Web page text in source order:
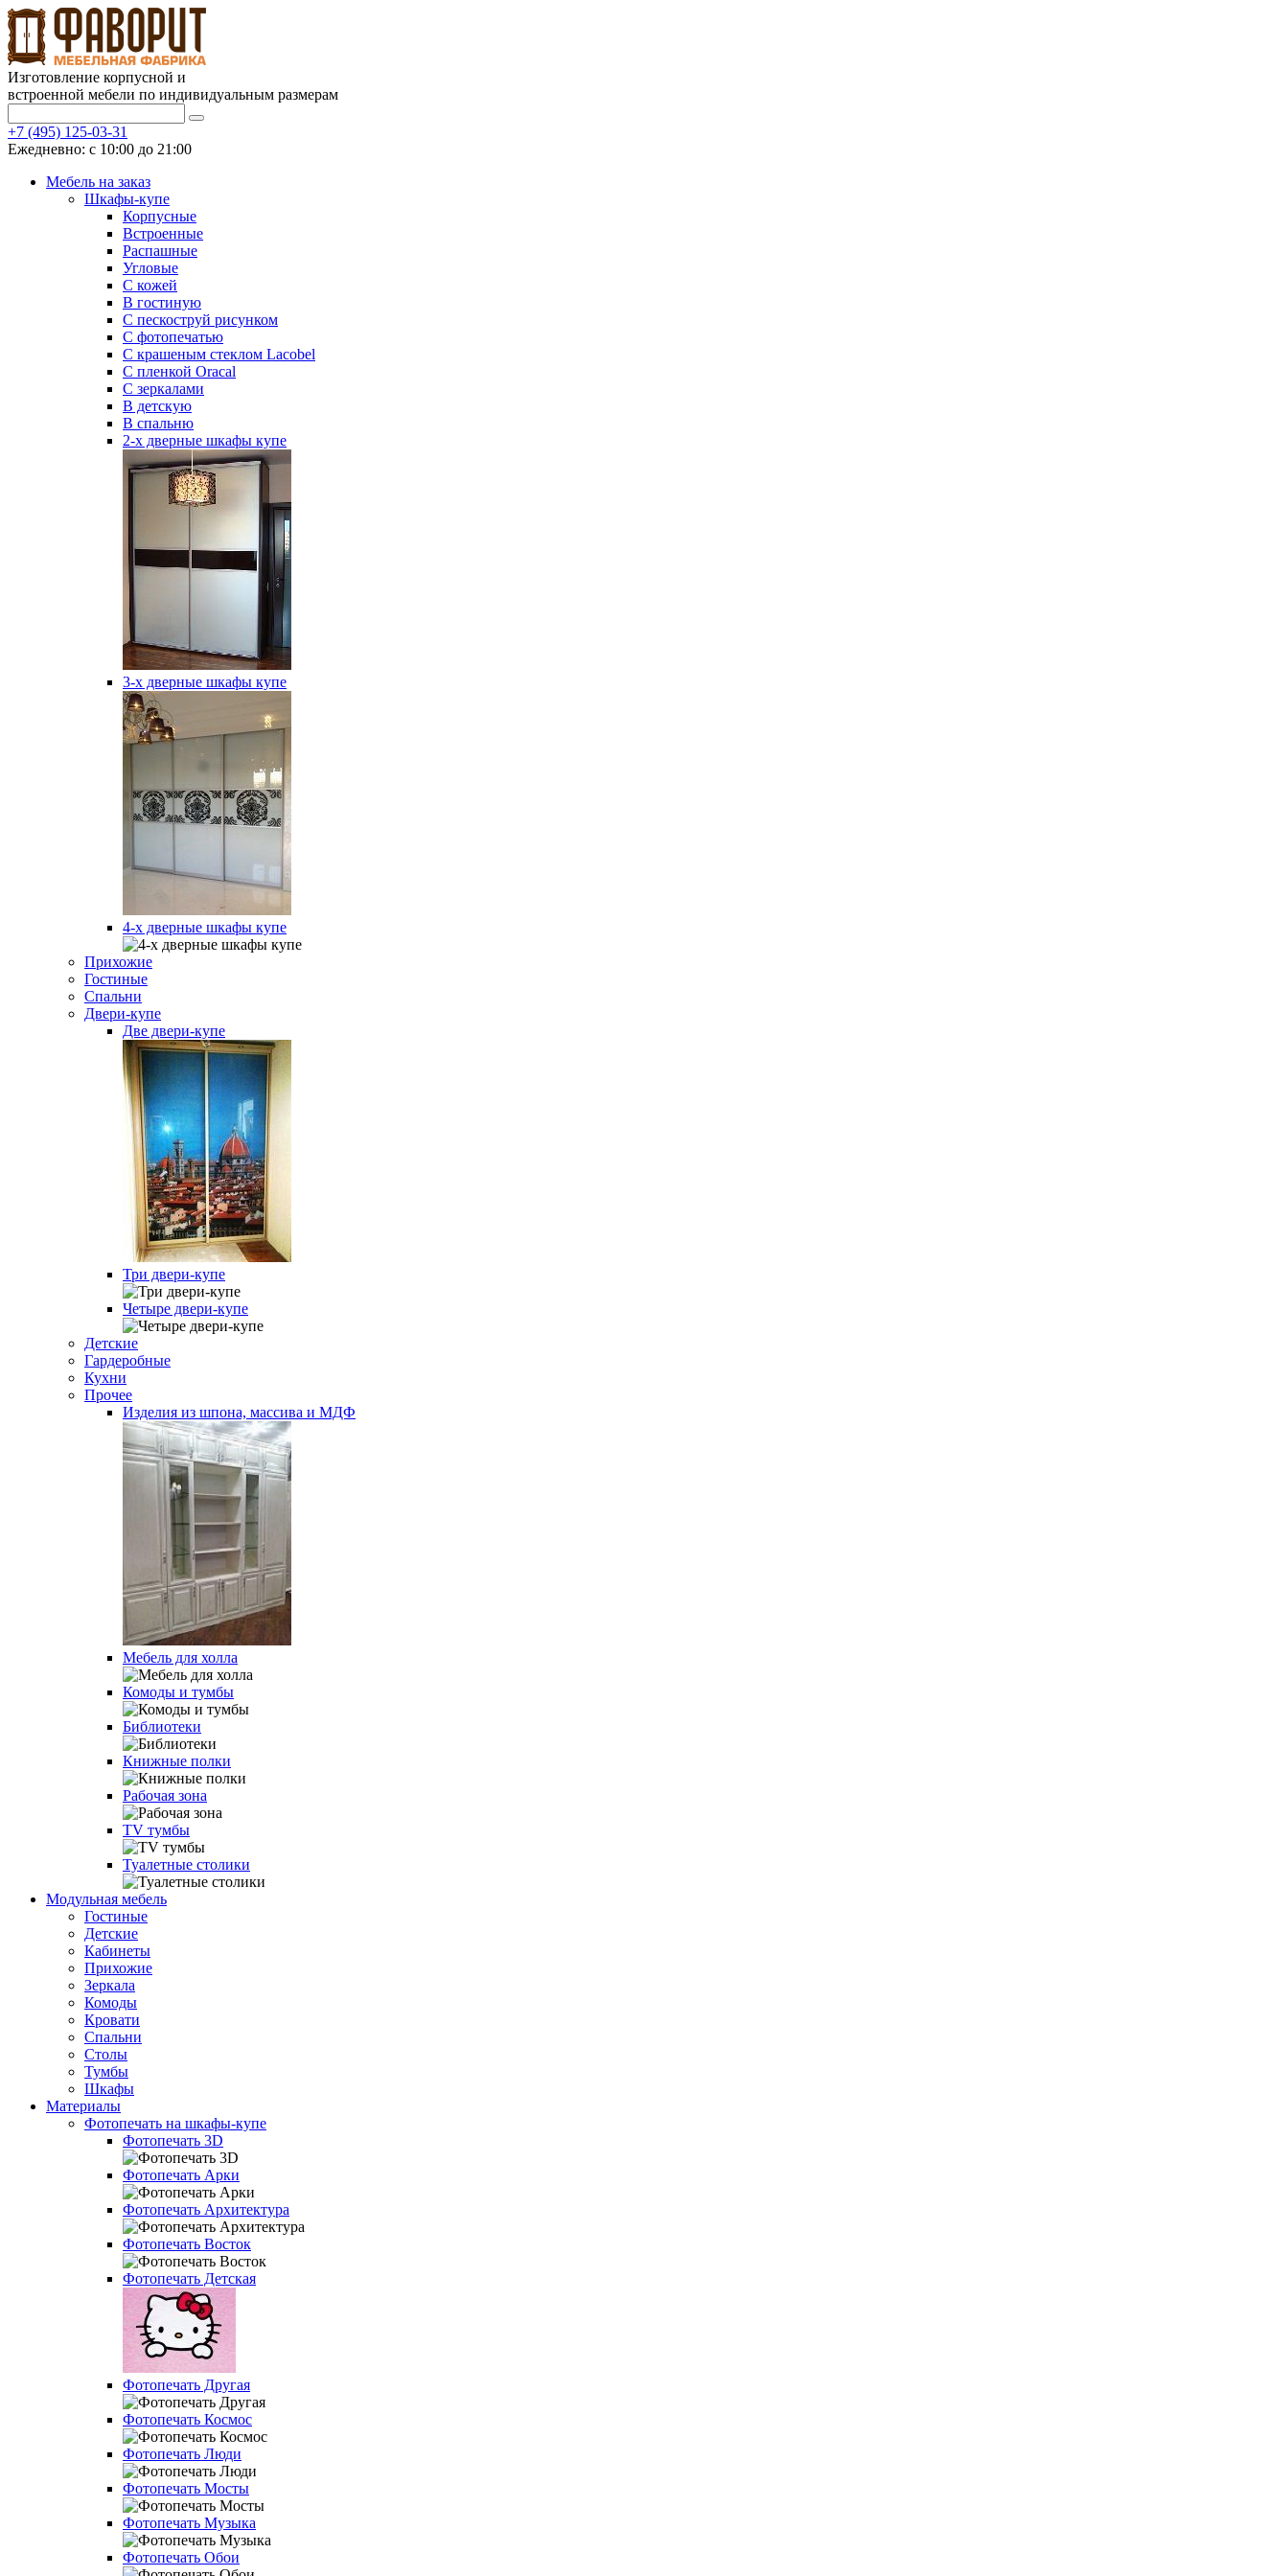
Изготовление корпусной и
встроенной мебели по индивидуальным размерам
+7 (495) 125-03-31
Ежедневно: с 10:00 до 21:00
Мебель на заказ
Шкафы-купе
Корпусные
Встроенные
Распашные
Угловые
С кожей
В гостиную
С пескоструй рисунком
С фотопечатью
С крашеным стеклом Lacobel
С пленкой Oracal
С зеркалами
В детскую
В спальню
2-х дверные шкафы купе
3-х дверные шкафы купе
4-х дверные шкафы купе
Прихожие
Гостиные
Спальни
Двери-купе
Две двери-купе
Три двери-купе
Четыре двери-купе
Детские
Гардеробные
Кухни
Прочее
Изделия из шпона, массива и МДФ
Мебель для холла
Комоды и тумбы
Библиотеки
Книжные полки
Рабочая зона
TV тумбы
Туалетные столики
Модульная мебель
Гостиные
Детские
Кабинеты
Прихожие
Зеркала
Комоды
Кровати
Спальни
Столы
Тумбы
Шкафы
Материалы
Фотопечать на шкафы-купе
Фотопечать 3D
Фотопечать Арки
Фотопечать Архитектура
Фотопечать Восток
Фотопечать Детская
Фотопечать Другая
Фотопечать Космос
Фотопечать Люди
Фотопечать Мосты
Фотопечать Музыка
Фотопечать Обои